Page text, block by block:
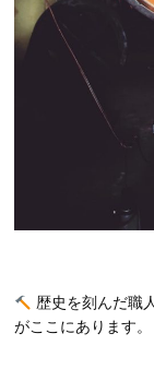
歴史を刻んだ職
がここにあります。